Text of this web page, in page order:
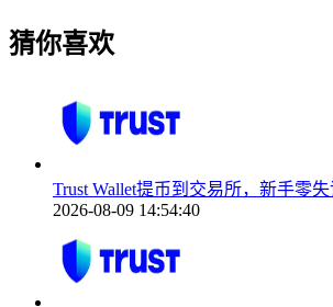
猜你喜欢
Trust Wallet提币到交易所，新手零
2026-08-09 14:54:40